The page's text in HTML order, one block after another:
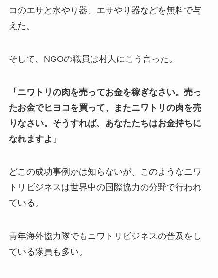
コのエサと水やり器、エサやり器などを無料で与
えた。
そして、NGOの職員は村人にこう言った。
「ニワトリの肉を売ってお金を稼ぎなさい。売っ
たお金でヒヨコを買って、またニワトリの肉を売
りなさい。そうすれば、あなたたちはお金持ちに
なれますよ」
どこの成功事例かは知らないが、このようなニワ
トリビジネスは世界中の国際協力の分野で行われ
ている。
青年海外協力隊でもニワトリビジネスの普及をし
ている隊員も多い。